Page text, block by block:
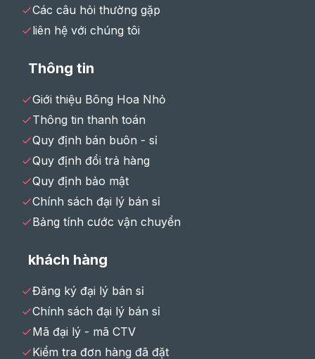
Các câu hỏi thường gặp
liên hệ với chúng tôi
Thông tin
Giới thiệu Bông Hoa Nhỏ
Thông tin thanh toán
Quy định bán buôn - sỉ
Quy định đổi trả hàng
Quy định bảo mật
Chính sách đại lý bán sỉ
Bảng tính cước vận chuyển
khách hàng
Đăng ký đại lý bán sỉ
Chính sách đại lý bán sỉ
Mã đại lý - mã CTV
Kiểm tra đơn hàng đã đặt